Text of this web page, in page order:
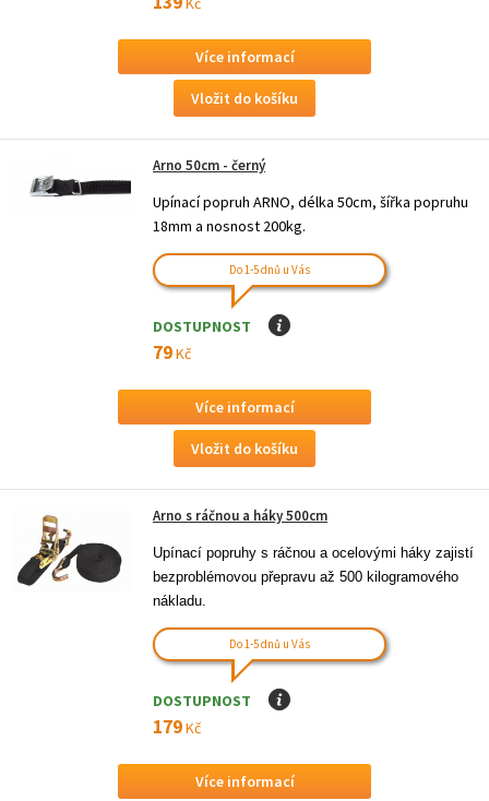
Více informací
Arno 50cm - černý
Upínací popruh ARNO, délka 50cm, šířka popruhu
18mm a nosnost 200kg.
Do 1-5 dnů u Vás
DOSTUPNOST I
79Kč
Více informací
Arno s ráčnou a háky 500cm
Upínací popruhy s ráčnou a ocelovými háky zajistí
bezproblémovou přepravu až 500 kilogramového
nákladu.
Do 1-5 dnů u Vás
DOSTUPNOST I
179Kč
Více informací